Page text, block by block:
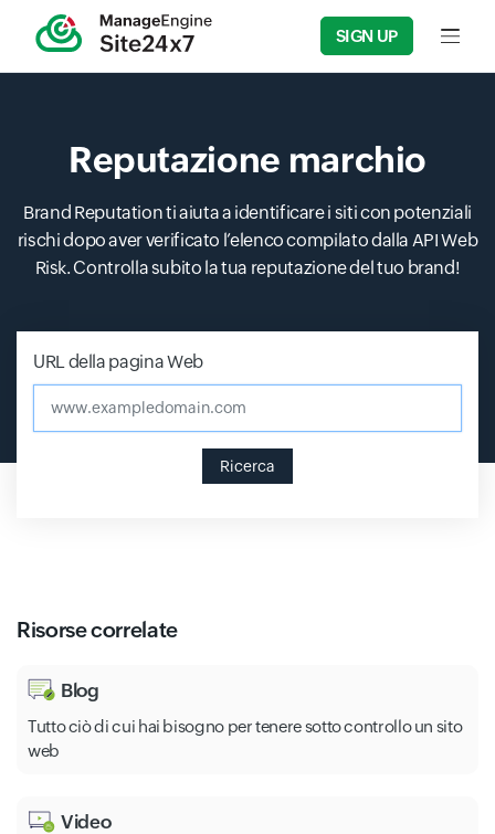
SIGN UP Input
Reputazione marchio
Brand Reputation ti aiuta a identificare i siti con potenziali
rischi dopo aver verificato l’elenco compilato dalla API Web
Risk. Controlla subito la tua reputazione del tuo brand!
URL della pagina Webwww.exampledomain.com
Ricerca
Risorse correlate
Blog
Tutto ciò di cui hai bisogno per tenere sotto controllo un sito
web
Video